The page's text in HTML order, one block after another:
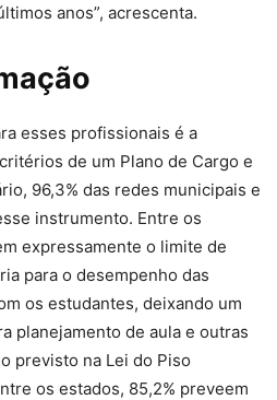
anos”, acrescenta.
esses profissionais é a
de um Plano de Cargo e
96,3% das redes municipais e
instrumento. Entre os
expressamente o limite de
para o desempenho das
os estudantes, deixando um
planejamento de aula e outras
previsto na Lei do Piso
os estados, 85,2% preveem